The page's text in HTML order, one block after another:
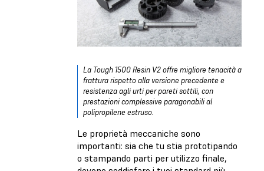
La Tough 1500 Resin V2 offre migliore tenacità a
frattura rispetto alla versione precedente e
resistenza agli urti per pareti sottili, con
prestazioni complessive paragonabili al
polipropilene estruso.
Le proprietà meccaniche sono
importanti: sia che tu stia prototipando
o stampando parti per utilizzo finale,